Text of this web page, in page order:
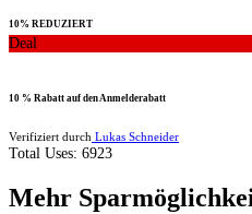
10% REDUZIERT
Deal
10 % Rabatt auf den Anmelderabatt
Verifiziert durch Lukas Schneider
Total Uses: 6923
Mehr